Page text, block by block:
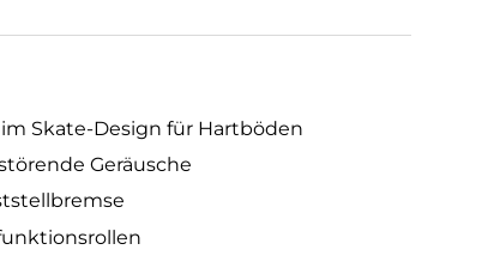
Skate-Design für Hartböden
Geräusche